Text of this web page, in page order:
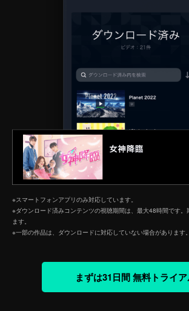
※スマートフォンアプリのみ対応しています。
※ダウンロード済みコンテンツの視聴期間は、最大48時間です。
ます。
※一部の作品は、ダウンロードに対応していない場合があります。
まずは31日間 無料トライ